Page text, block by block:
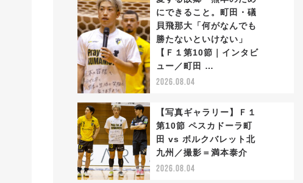
にできること。町田・礒
貝飛那大「何がなんでも
勝たないといけない」
【Ｆ１第10節｜インタビ
ュー／町田 …
2026.08.04
【写真ギャラリー】Ｆ１
第10節 ペスカドーラ町
田 vs ボルクバレット北
九州／撮影＝満本泰介
2026.08.04